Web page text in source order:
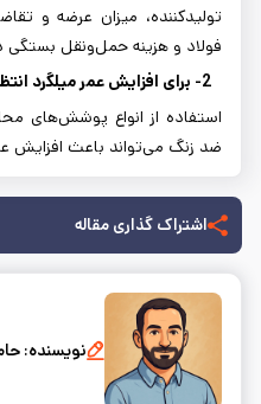
تولیدکننده، میزان عرضه و
فولاد و هزینه حمل‌ونقل بستگی
2- برای افزایش عمر میلگرد انتظار چه کار کنیم؟
استفاده از انواع پوشش‌های
ضد زنگ می‌تواند باعث افزایش
اشتراک گذاری مقاله
نویسنده: